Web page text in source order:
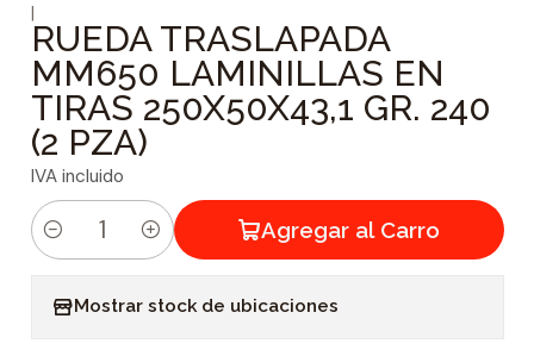
|
RUEDA TRASLAPADA
MM650 LAMINILLAS EN
TIRAS 250X50X43,1 GR. 240
(2 PZA)
IVA incluido
C
Agregar al Carro
Mostrar stock de ubicaciones